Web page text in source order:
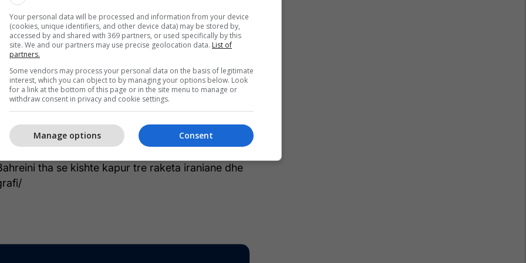
saktësisht se çfarë po bënin", thotë shefi i
IAEA-s
Punëve të Jashtme tha se ushtron "të drejtën e
mbrojtur integritetin territorial dhe sovranitetin
duke paralajmëruar se do të përdorë të gjitha
t'u përballur me çdo sulm, duke përfshirë edhe
dhe burimit të sulmeve të tilla".
i tij pësoi dëme për shkak të sulmeve
tha se kishte kapur tre raketa iraniane dhe
Your personal data will be processed and information from your device
(cookies, unique identifiers, and other device data) may be stored by,
accessed by and shared with 369 partners, or used specifically by this
site. We and our partners may use precise geolocation data. List of
partners.
Some vendors may process your personal data on the basis of legitimate
interest, which you can object to by managing your options below. Look
for a link at the bottom of this page or in the site menu to manage or
withdraw consent in privacy and cookie settings.
Consent
Manage options